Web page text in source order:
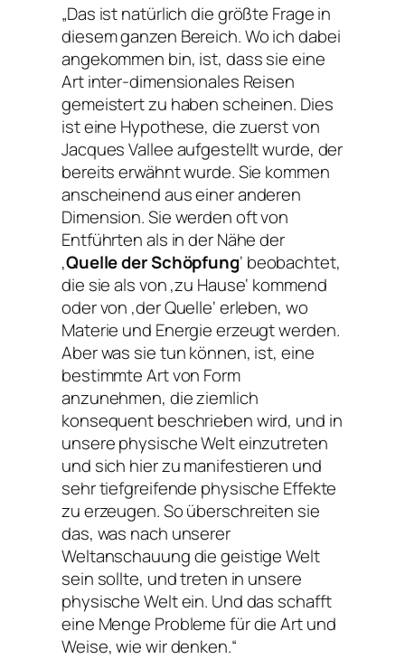
„Das ist natürlich die größte Frage in
diesem ganzen Bereich. Wo ich dabei
angekommen bin, ist, dass sie eine
Art inter-dimensionales Reisen
gemeistert zu haben scheinen. Dies
ist eine Hypothese, die zuerst von
Jacques Vallee aufgestellt wurde, der
bereits erwähnt wurde. Sie kommen
anscheinend aus einer anderen
Dimension. Sie werden oft von
Entführten als in der Nähe der
‚Quelle der Schöpfung‘ beobachtet,
die sie als von ‚zu Hause‘ kommend
oder von ‚der Quelle‘ erleben, wo
Materie und Energie erzeugt werden.
Aber was sie tun können, ist, eine
bestimmte Art von Form
anzunehmen, die ziemlich
konsequent beschrieben wird, und in
unsere physische Welt einzutreten
und sich hier zu manifestieren und
sehr tiefgreifende physische Effekte
zu erzeugen. So überschreiten sie
das, was nach unserer
Weltanschauung die geistige Welt
sein sollte, und treten in unsere
physische Welt ein. Und das schafft
eine Menge Probleme für die Art und
Weise, wie wir denken.“